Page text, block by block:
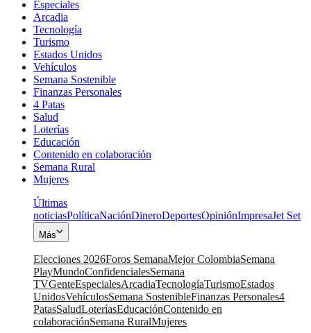
Especiales
Arcadia
Tecnología
Turismo
Estados Unidos
Vehículos
Semana Sostenible
Finanzas Personales
4 Patas
Salud
Loterías
Educación
Contenido en colaboración
Semana Rural
Mujeres
Últimas
noticiasPolíticaNaciónDineroDeportesOpiniónImpresaJet Set
Más
Elecciones 2026Foros SemanaMejor ColombiaSemana
PlayMundoConfidencialesSemana
TVGenteEspecialesArcadiaTecnologíaTurismoEstados
UnidosVehículosSemana SostenibleFinanzas Personales4
PatasSaludLoteríasEducaciónContenido en
colaboraciónSemana RuralMujeres